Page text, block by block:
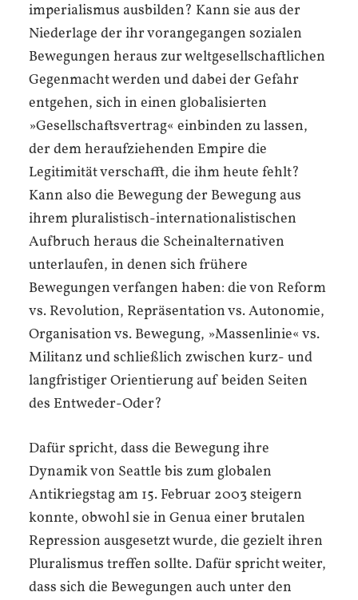
imperialismus ausbilden? Kann sie aus der
Niederlage der ihr vorangegangen sozialen
Bewegungen heraus zur weltgesellschaftlichen
Gegenmacht werden und dabei der Gefahr
entgehen, sich in einen globalisierten
»Gesellschaftsvertrag« einbinden zu lassen,
der dem heraufziehenden Empire die
Legitimität verschafft, die ihm heute fehlt?
Kann also die Bewegung der Bewegung aus
ihrem pluralistisch-internationalistischen
Aufbruch heraus die Scheinalternativen
unterlaufen, in denen sich frühere
Bewegungen verfangen haben: die von Reform
vs. Revolution, Repräsentation vs. Autonomie,
Organisation vs. Bewegung, »Massenlinie« vs.
Militanz und schließlich zwischen kurz- und
langfristiger Orientierung auf beiden Seiten
des Entweder-Oder?
Dafür spricht, dass die Bewegung ihre
Dynamik von Seattle bis zum globalen
Antikriegstag am 15. Februar 2003 steigern
konnte, obwohl sie in Genua einer brutalen
Repression ausgesetzt wurde, die gezielt ihren
Pluralismus treffen sollte. Dafür spricht weiter,
dass sich die Bewegungen auch unter den